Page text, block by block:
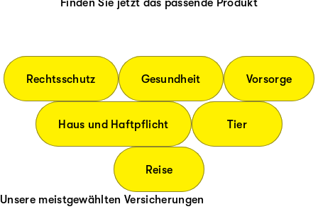
Finden Sie jetzt das passende Produkt
Rechtsschutz Gesundheit Vorsorge
Haus und Haftpflicht Tier
Reise
Unsere meistgewählten Versicherungen